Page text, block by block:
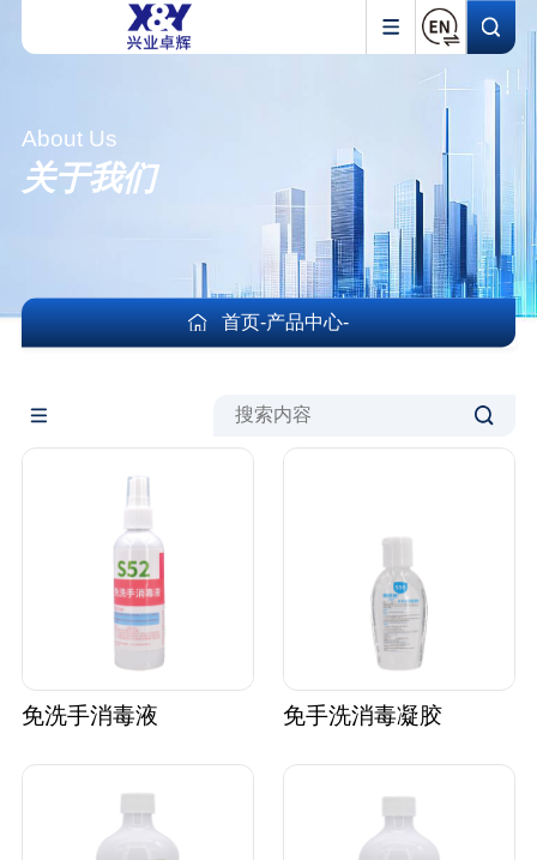
About Us
关于我们
首页-产品中心-
免洗手消毒液 免手洗消毒凝胶